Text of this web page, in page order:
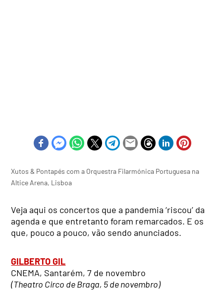
Xutos & Pontapés com a Orquestra Filarmónica Portuguesa na
Altice Arena, Lisboa
Veja aqui os concertos que a pandemia ‘riscou’ da
agenda e que entretanto foram remarcados. E os
que, pouco a pouco, vão sendo anunciados.
GILBERTO GIL
CNEMA, Santarém, 7 de novembro
(Theatro Circo de Braga, 5 de novembro)